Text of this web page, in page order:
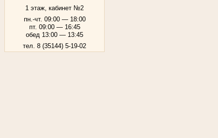
1 этаж, кабинет №2
пн.-чт. 09:00 — 18:00
пт. 09:00 — 16:45
обед 13:00 — 13:45
тел. 8 (35144) 5-19-02